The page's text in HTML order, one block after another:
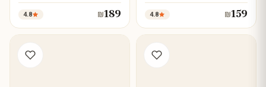
₪159
4.8
₪189
4.8